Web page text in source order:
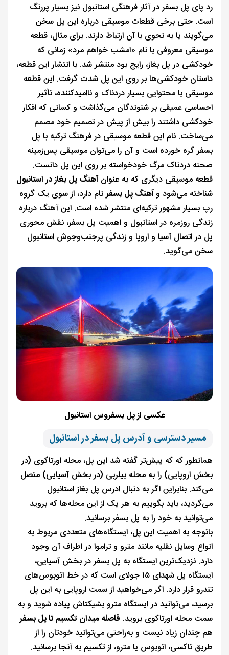
رد پای پل بسفر در آثار فرهنگی استانبول نیز بسیار پررنگ
است. حتی برخی قطعات موسیقی درباره این پل سخن
می‌گویند یا به نحوی با آن ارتباط دارند. برای مثال، قطعه
موسیقی معروفی با نام «امشب خواهم مرد» زمانی که
خودکشی در پل بغاز، رایج بود منتشر شد. با انتشار این قطعه،
داستان خودکشی‌ها بر روی این پل شدت گرفت. این قطعه
موسیقی با محتوایی بسیار دردناک و ناامیدکننده، تأثیر
احساسی عمیقی بر شنوندگان می‌گذاشت و کسانی که افکار
خودکشی داشتند را بیش از پیش در تصمیم خود مصمم
می‌ساخت. نام این قطعه موسیقی در فرهنگ ترکیه با پل
بسفر گره خورده است و آن را می‌توان موسیقی پس‌زمینه
صحنه دردناک مرگ خودخواسته بر روی این پل دانست.
قطعه موسیقی دیگری که به عنوانآهنگ پل بغاز در استانبول
شناخته می‌شود وآهنگ پل بسفرنام دارد، از سوی یک گروه
رپ بسیار مشهور ترکیه‌ای منتشر شده است. این آهنگ درباره
زندگی روزمره در استانبول و اهمیت پل بسفر، نقش محوری
پل در اتصال آسیا و اروپا و زندگی پرجنب‌وجوش استانبول
سخن می‌گوید.
عکسی از پل بسفروس استانبول
مسیر دسترسی و آدرس پل بسفر در استانبول
همانطور که که پیش‌تر گفته شد این پل، محله اورتاکوی ‌(در
بخش اروپایی) را به محله بیلربی (در بخش آسیایی) متصل
می‌کند. بنابراین اگر به دنبال ادرس پل بغاز استانبول
می‌گردید، باید بگوییم به هر یک از این محله‌ها که بروید
می‌توانید به خود را به پل بسفر برسانید.
باتوجه به اهمیت این پل، ایستگاه‌های متعددی مربوط به
انواع وسایل نقلیه مانند مترو و تراموا در اطراف آن وجود
دارد. نزدیک‌ترین ایستگاه به پل بسفر در بخش آسیایی،
ایستگاه پل شهدای ۱۵ جولای است که در خط اتوبوس‌های
تندرو قرار دارد. اگر می‌خواهید از سمت اروپایی به این پل
برسید، می‌توانید در ایستگاه مترو بشیکتاش پیاده شوید و به
سمت محله اورتاکوی بروید. فاصله میدان تکسیم تا پل بسفر
هم چندان زیاد نیست و به‌راحتی می‌توانید خودتان را از
طریق تاکسی، اتوبوس یا مترو، از تکسیم به آنجا برسانید.